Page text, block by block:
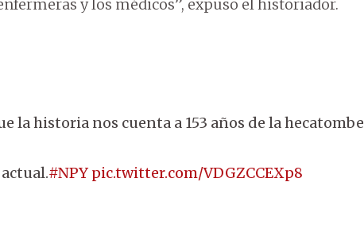
y los médicos”, expuso el historiador.
la historia nos cuenta a 153 años de la hecatombe
#NPY pic.twitter.com/VDGZCCEXp8